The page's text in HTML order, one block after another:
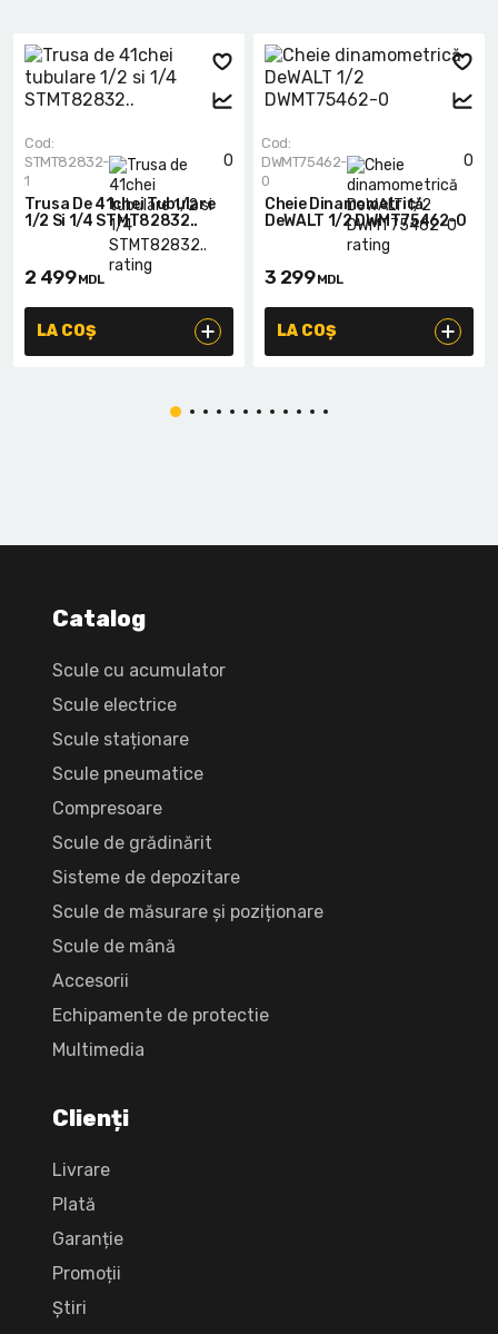
0
Cod:
STMT82832-
1
Trusa De 41chei Tubulare
1/2 Si 1/4 STMT82832..
2 499 MDL
LA COȘ
0
Cod:
DWMT75462-
0
Cheie Dinamometrică
DeWALT 1/2 DWMT75462-0
3 299 MDL
LA COȘ
Catalog
Scule cu acumulator
Scule electrice
Scule staționare
Scule pneumatice
Compresoare
Scule de grădinărit
Sisteme de depozitare
Scule de măsurare și poziționare
Scule de mână
Accesorii
Echipamente de protectie
Multimedia
Clienți
Livrare
Plată
Garanție
Promoții
Știri